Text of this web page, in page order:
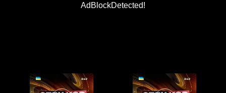
AdBlockDetected!